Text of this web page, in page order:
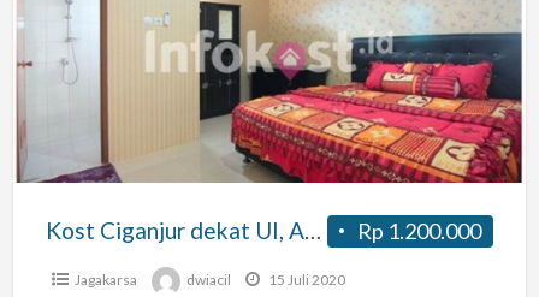
Ciganjur
dekat
APP,
ISTN
Rp 1.200.000
Kost Ciganjur dekat UI, APP, ISTN
Jagakarsa dwiacil 15 Juli 2020